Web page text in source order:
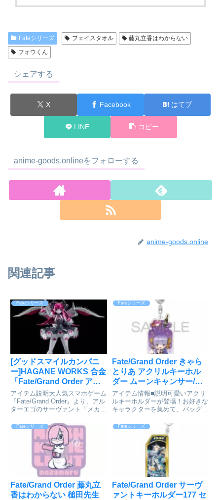
Fateシリーズ フェイスタオル
藤丸立香はわからない
フォウくん
シェアする
X Facebook はてブ
LINE コピー
anime-goods.onlineをフォローする
anime-goods.online
関連記事
Fateシリーズ
[グッドスマイルカンパニ
ー]HAGANE WORKS 合金
「Fate/Grand Order アル
ターエゴ/メカエリチャ
ン」可動フィギュアが予約
受付開始
アイテム説明大人気スマホゲーム
『Fate/Grand Order』より、アル
ターエゴのサーヴァント「メカエ
フィギュア「HAGANE
WORKS」より登場です！専用設
計の可動部分は可動範囲を広く取
り、アクションフ...
Fateシリーズ
Fate/Grand Order きゃら
とりあ アクリルキーホル
ダー ムーンキャンサー/BB
ドバイ[アルジャーノンプ
ロダクト]が予約受付中
アイテム情報■説明可愛いアクリ
ルキーホルダーが登場！お好きな
キャラクターを集めて、バッグや
けできます。アクリルスタンドも
同時発売！Fate/Grand Order_き
ゃらとりあ アクリルキーホルダ
ー ムーンキャ...
Fateシリーズ
Fate/Grand Order 藤丸立
香はわからない 槌田先生
Fateシリーズ
Fate/Grand Order サーヴ
ァントキーホルダー177 セ